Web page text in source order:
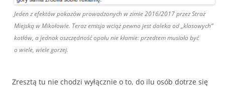
Jeden z efektów pokazów prowadzonych w zimie 2016/2017 przez Straż
Miejską w Mikołowie. Teraz emisja wciąż pewno jest daleka od „klasowych”
kotłów, a jednak oszczędność opału nie kłamie: przedtem musiało być
o wiele, wiele gorzej.
Zresztą tu nie chodzi wyłącznie o to, do ilu osób dotrze się